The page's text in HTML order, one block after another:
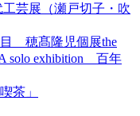
芸展（瀬戸切子・吹
穂髙隆児個展the
solo exhibition 百年
茶」